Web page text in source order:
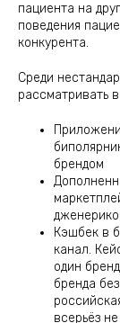
пациента на
поведения
конкурента.
Среди
рассматривать
брендом
Кэшбек в
канал.
один
бренда
всерьёз